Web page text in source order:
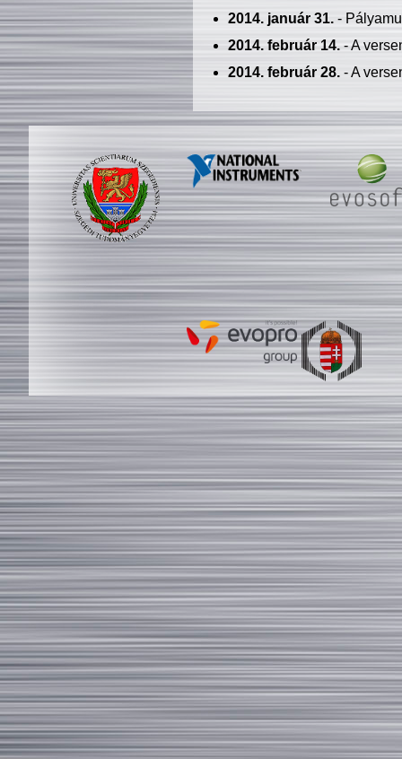
2014. január 31.-
2014. február 14.- A
2014. február 28.- A